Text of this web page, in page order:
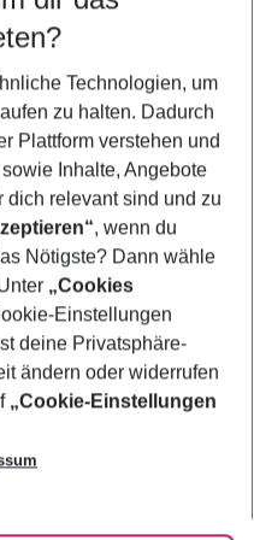
Technologien, um
zu halten. Dadurch
Plattform verstehen und
Inhalte, Angebote
dich relevant sind und zu
, wenn du
Nötigste? Dann wähle
„Cookies
Einstellungen
deine Privatsphäre-
ändern oder widerrufen
„Cookie-Einstellungen